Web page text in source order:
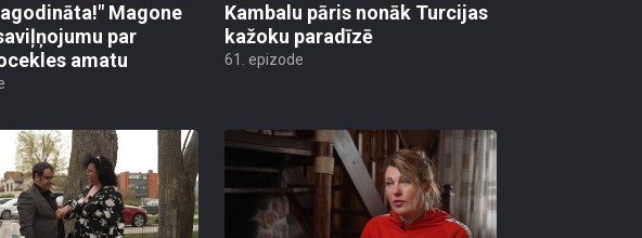
Magone
par
amatu
Kambalu pāris nonāk Turcijas
kažoku paradīzē
61. epizode